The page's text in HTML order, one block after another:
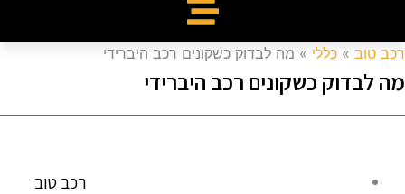
טוב» כללי» מה לבדוק כשקונים רכב היברידי
לבדוק כשקונים רכב היברידי
רכב טוב